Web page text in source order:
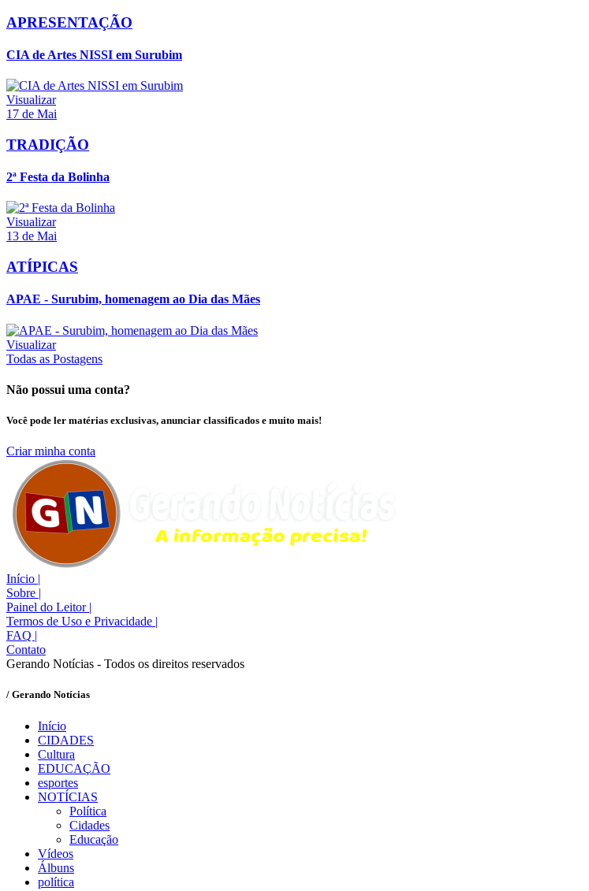
APRESENTAÇÃO
CIA de Artes NISSI em Surubim
Visualizar
17 de Mai
TRADIÇÃO
2ª Festa da Bolinha
Visualizar
13 de Mai
ATÍPICAS
APAE - Surubim, homenagem ao Dia das Mães
Visualizar
Todas as Postagens
Não possui uma conta?
Você pode ler matérias exclusivas, anunciar classificados e muito mais!
Criar minha conta
Início |
Sobre |
Painel do Leitor |
Termos de Uso e Privacidade |
FAQ |
Contato
Gerando Notícias - Todos os direitos reservados
/ Gerando Notícias
Início
CIDADES
Cultura
EDUCAÇÃO
esportes
NOTÍCIAS
Política
Cidades
Educação
Vídeos
Álbuns
política